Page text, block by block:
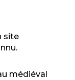
site
médiéval